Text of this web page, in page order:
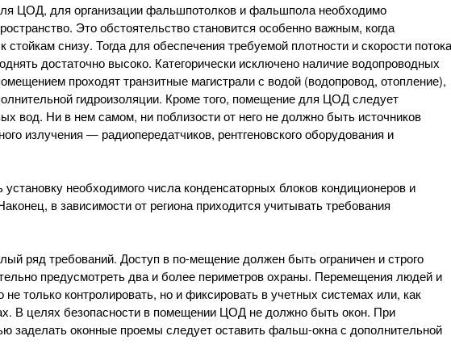
ЦОД, для организации фальшпотолков и фальшпола необходимо
Это обстоятельство становится особенно важным, когда
снизу. Тогда для обеспечения требуемой плотности и скорости потока
достаточно высоко. Категорически исключено наличие водопроводных
проходят транзитные магистрали с водой (водопровод, отопление),
гидроизоляции. Кроме того, помещение для ЦОД следует
вод. Ни в нем самом, ни поблизости от него не должно быть источников
излучения — радиопередатчиков, рентгеновского оборудования и
необходимого числа конденсаторных блоков кондиционеров и
в зависимости от региона приходится учитывать требования
ряд требований. Доступ в по-мещение должен быть ограничен и строго
предусмотреть два и более периметров охраны. Перемещения людей и
только контролировать, но и фиксировать в учетных системах или, как
В целях безопасности в помещении ЦОД не должно быть окон. При
заделать оконные проемы следует оставить фальш-окна с дополнительной